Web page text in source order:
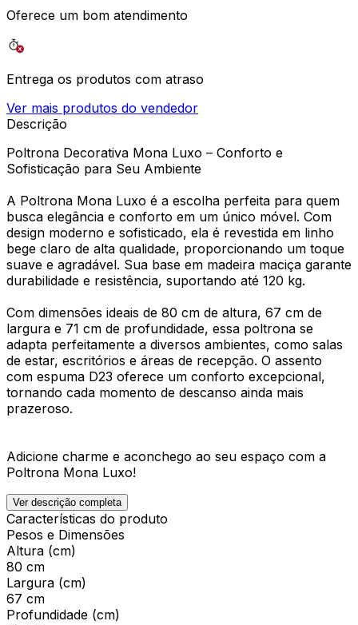
Oferece um bom atendimento
Entrega os produtos com atraso
Ver mais produtos do vendedor
Descrição
Poltrona Decorativa Mona Luxo – Conforto e
Sofisticação para Seu Ambiente
A Poltrona Mona Luxo é a escolha perfeita para quem
busca elegância e conforto em um único móvel. Com
design moderno e sofisticado, ela é revestida em linho
bege claro de alta qualidade, proporcionando um toque
suave e agradável. Sua base em madeira maciça garante
durabilidade e resistência, suportando até 120 kg.
Com dimensões ideais de 80 cm de altura, 67 cm de
largura e 71 cm de profundidade, essa poltrona se
adapta perfeitamente a diversos ambientes, como salas
de estar, escritórios e áreas de recepção. O assento
com espuma D23 oferece um conforto excepcional,
tornando cada momento de descanso ainda mais
prazeroso.
Adicione charme e aconchego ao seu espaço com a
Poltrona Mona Luxo!
Ver descrição completa
Características do produto
Pesos e Dimensões
Altura (cm)
80 cm
Largura (cm)
67 cm
Profundidade (cm)